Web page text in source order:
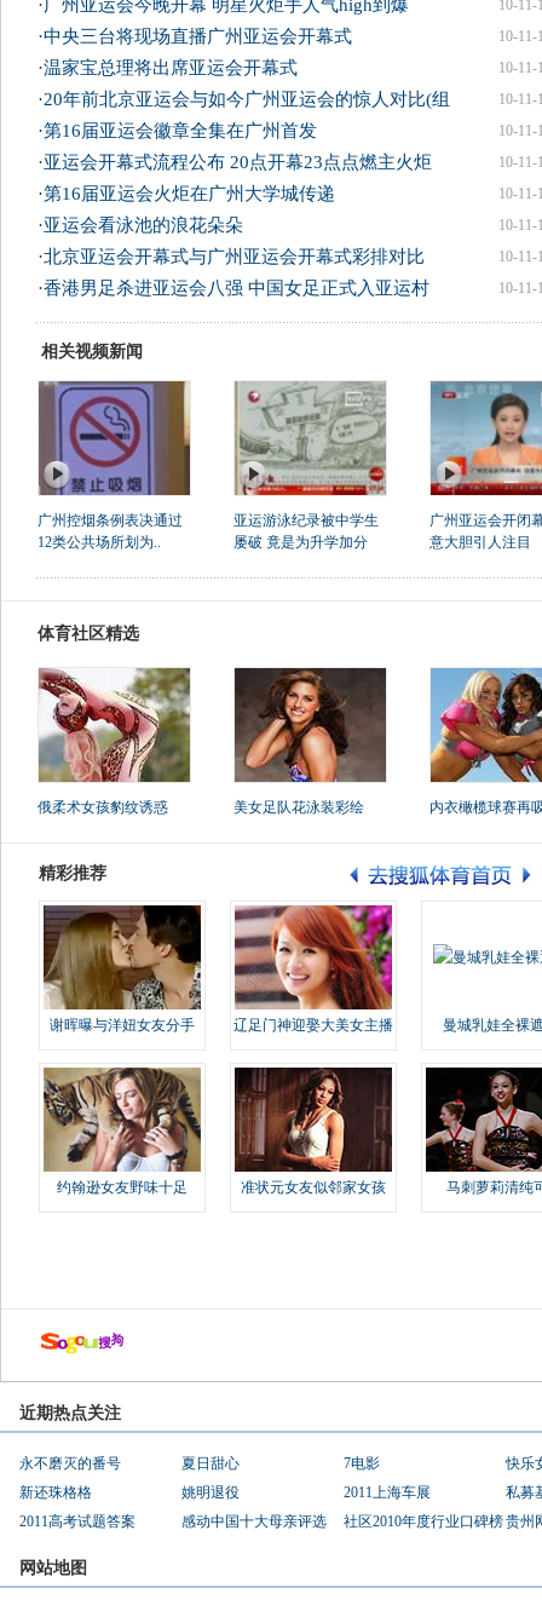
10-11-
·广州亚运会今晚开幕 明星火炬手人气high到爆
10-11-
·中央三台将现场直播广州亚运会开幕式
10-11-
·温家宝总理将出席亚运会开幕式
10-11-
·20年前北京亚运会与如今广州亚运会的惊人对比(组
10-11-
·第16届亚运会徽章全集在广州首发
10-11-
·亚运会开幕式流程公布 20点开幕23点点燃主火炬
10-11-
·第16届亚运会火炬在广州大学城传递
10-11-
·亚运会看泳池的浪花朵朵
10-11-
·北京亚运会开幕式与广州亚运会开幕式彩排对比
10-11-
·香港男足杀进亚运会八强 中国女足正式入亚运村
相关视频新闻
广州控烟条例表决通过
12类公共场所划为..
亚运游泳纪录被中学生
屡破 竟是为升学加分
广州亚运会开闭
意大胆引人注目
体育社区精选
俄柔术女孩豹纹诱惑 美女足队花泳装彩绘 内衣橄榄球赛再
精彩推荐
谢晖曝与洋妞女友分手 辽足门神迎娶大美女主播 曼城乳娃全裸
约翰逊女友野味十足 准状元女友似邻家女孩 马刺萝莉清纯
近期热点关注
永不磨灭的番号 夏日甜心 7电影
快乐
新还珠格格
姚明退役 2011上海车展
私募
2011高考试题答案
感动中国十大母亲评选 社区2010年度行业口碑榜贵州
网站地图